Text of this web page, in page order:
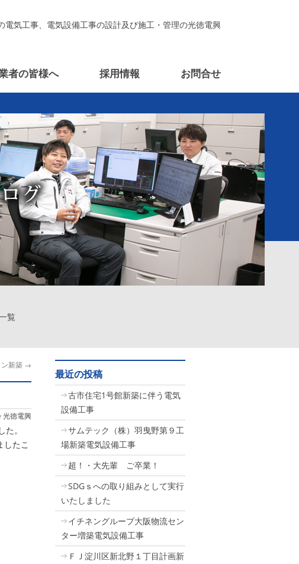
電気工事、電気設備工事の設計及び施工・管理の光徳電興
者の皆様へ 採用情報 お問合せ
覧
新築 →
光徳電興
。
したこ
最近の投稿
古市住宅1号館新築に伴う電気
設備工事
サムテック（株）羽曳野第９工
場新築電気設備工事
超！・大先輩 ご卒業！
SDGｓへの取り組みとして実行
いたしました
イチネングループ大阪物流セン
ター増築電気設備工事
ＦＪ淀川区新北野１丁目計画新